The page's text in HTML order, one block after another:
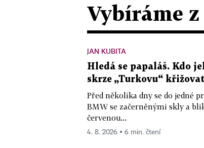
Vybíráme z
JAN KUBITA
Hledá se papaláš. Kdo
skrze „Turkovu“
Před několika dny se do jedné
BMW se začerněnými skly a
červenou...
4. 8. 2026 ▪ 6 min. čtení